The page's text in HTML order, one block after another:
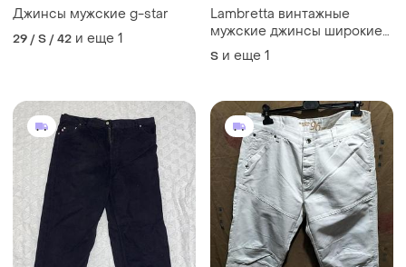
Джинсы мужские g-star
29 / S / 42 и еще 1
Lambretta винтажные
мужские джинсы широкие
базовые джинсы vintage
baggy jeans у2к s с
S и еще 1